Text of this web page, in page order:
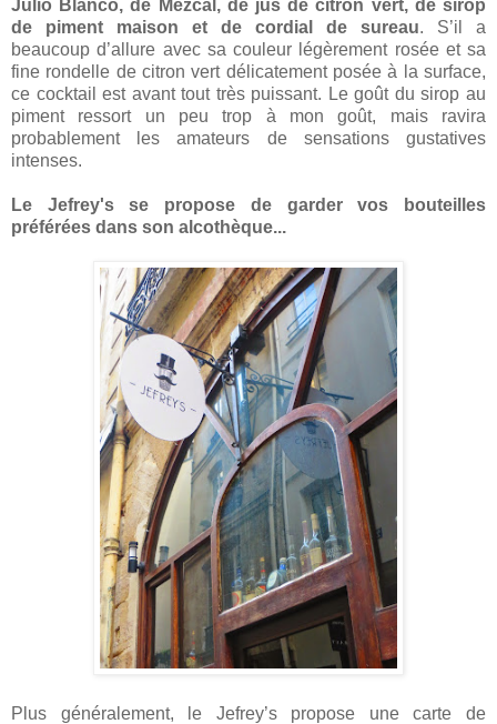
Julio Blanco, de Mezcal, de jus de citron vert, de sirop
de piment maison et de cordial de sureau. S’il a
beaucoup d’allure avec sa couleur légèrement rosée et sa
fine rondelle de citron vert délicatement posée à la surface,
ce cocktail est avant tout très puissant. Le goût du sirop au
piment ressort un peu trop à mon goût, mais ravira
probablement les amateurs de sensations gustatives
intenses.
Le Jefrey's se propose de garder vos bouteilles
préférées dans son alcothèque...
Plus généralement, le Jefrey’s propose une carte de